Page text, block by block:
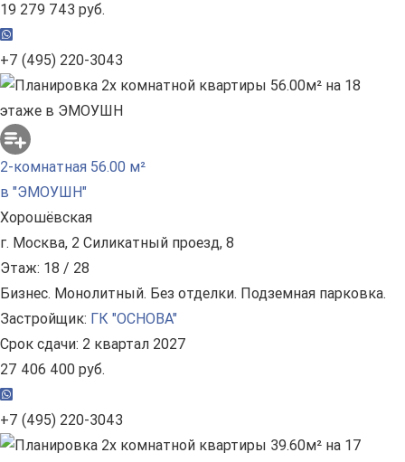
19 279 743 руб.
+7 (495) 220-3043
2-комнатная 56.00 м²
в "ЭМОУШН"
Хорошёвская
г. Москва, 2 Силикатный проезд, 8
Этаж: 18 / 28
Бизнес. Монолитный. Без отделки. Подземная парковка.
Застройщик: ГК "ОСНОВА"
Срок сдачи: 2 квартал 2027
27 406 400 руб.
+7 (495) 220-3043